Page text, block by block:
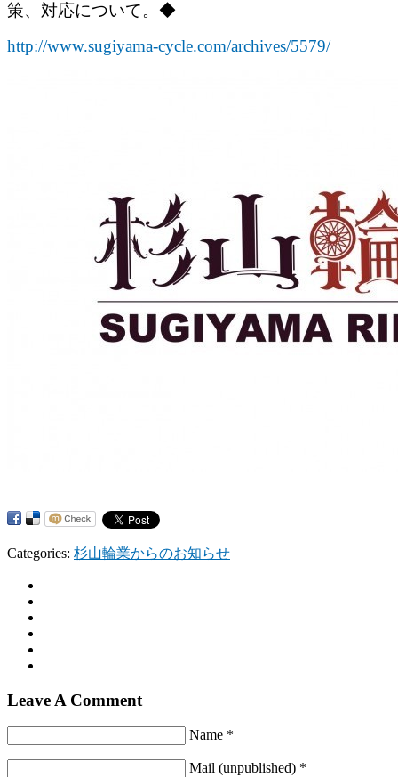
策、対応について。◆
http://www.sugiyama-cycle.com/archives/5579/
Categories: 杉山輪業からのお知らせ
Leave A Comment
Name *
Mail (unpublished) *